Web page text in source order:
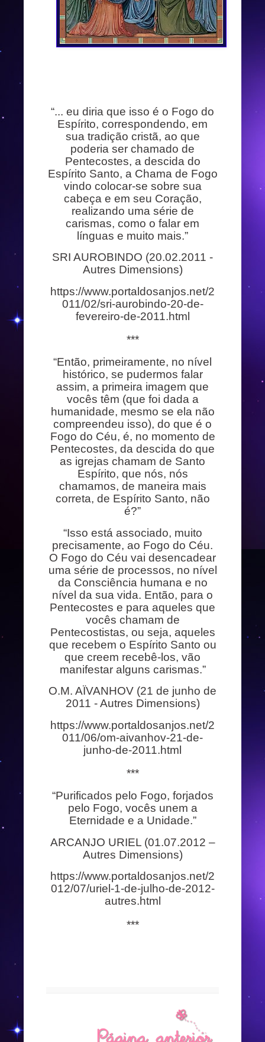
“... eu diria que isso é o Fogo do
Espírito, correspondendo, em
sua tradição cristã, ao que
poderia ser chamado de
Pentecostes, a descida do
Espírito Santo, a Chama de Fogo
vindo colocar-se sobre sua
cabeça e em seu Coração,
realizando uma série de
carismas, como o falar em
línguas e muito mais.”
SRI AUROBINDO (20.02.2011 -
Autres Dimensions)
https://www.portaldosanjos.net/2
011/02/sri-aurobindo-20-de-
fevereiro-de-2011.html
***
“Então, primeiramente, no nível
histórico, se pudermos falar
assim, a primeira imagem que
vocês têm (que foi dada a
humanidade, mesmo se ela não
compreendeu isso), do que é o
Fogo do Céu, é, no momento de
Pentecostes, da descida do que
as igrejas chamam de Santo
Espírito, que nós, nós
chamamos, de maneira mais
correta, de Espírito Santo, não
é?”
“Isso está associado, muito
precisamente, ao Fogo do Céu.
O Fogo do Céu vai desencadear
uma série de processos, no nível
da Consciência humana e no
nível da sua vida. Então, para o
Pentecostes e para aqueles que
vocês chamam de
Pentecostistas, ou seja, aqueles
que recebem o Espírito Santo ou
que creem recebê-los, vão
manifestar alguns carismas.”
O.M. AÏVANHOV (21 de junho de
2011 - Autres Dimensions)
https://www.portaldosanjos.net/2
011/06/om-aivanhov-21-de-
junho-de-2011.html
***
“Purificados pelo Fogo, forjados
pelo Fogo, vocês unem a
Eternidade e a Unidade.”
ARCANJO URIEL (01.07.2012 –
Autres Dimensions)
https://www.portaldosanjos.net/2
012/07/uriel-1-de-julho-de-2012-
autres.html
***